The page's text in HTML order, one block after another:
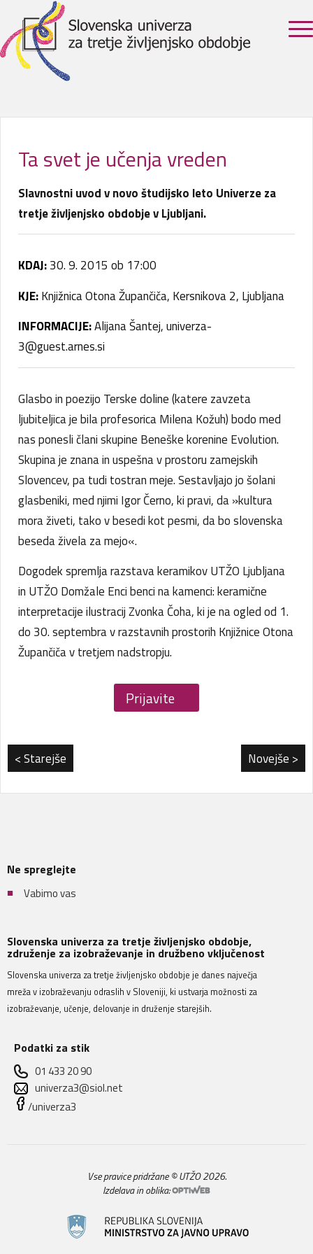
Ta svet je učenja vreden
Slavnostni uvod v novo študijsko leto Univerze za
tretje življenjsko obdobje v Ljubljani.
KDAJ:30. 9. 2015 ob 17:00
KJE:Knjižnica Otona Župančiča, Kersnikova 2, Ljubljana
INFORMACIJE:Alijana Šantej, univerza-
3@guest.arnes.si
Glasbo in poezijo Terske doline (katere zavzeta
ljubiteljica je bila profesorica Milena Kožuh) bodo med
nas ponesli člani skupine Beneške korenine Evolution.
Skupina je znana in uspešna v prostoru zamejskih
Slovencev, pa tudi tostran meje. Sestavljajo jo šolani
glasbeniki, med njimi Igor Černo, ki pravi, da »kultura
mora živeti, tako v besedi kot pesmi, da bo slovenska
beseda živela za mejo«.
Dogodek spremlja razstava keramikov UTŽO Ljubljana
in UTŽO Domžale Enci benci na kamenci: keramične
interpretacije ilustracij Zvonka Čoha, ki je na ogled od 1.
do 30. septembra v razstavnih prostorih Knjižnice Otona
Župančiča v tretjem nadstropju.
< Starejše Novejše >
Prijavite
se
Ne spreglejte
Vabimo vas
Slovenska univerza za tretje življenjsko obdobje,
združenje za izobraževanje in družbeno vključenost
Slovenska univerza za tretje življenjsko obdobje je danes največja
mreža v izobraževanju odraslih v Sloveniji, ki ustvarja možnosti za
izobraževanje, učenje, delovanje in druženje starejših.
Podatki za stik
01 433 20 90
univerza3@siol.net
/univerza3
Vse pravice pridržane © UTŽO 2026.
Izdelava in oblika: